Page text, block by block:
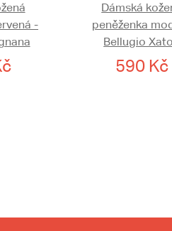
-
Dámská
peněženka
Bellugio
590 Kč